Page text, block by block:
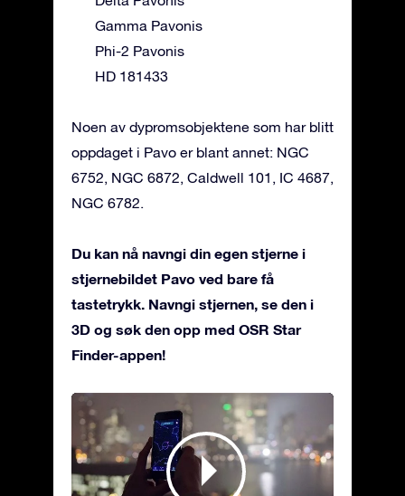
Gamma Pavonis
Phi-2 Pavonis
HD 181433
Noen av dypromsobjektene som har blitt
oppdaget i Pavo er blant annet: NGC
6752, NGC 6872, Caldwell 101, IC 4687,
NGC 6782.
Du kan nå navngi din egen stjerne i
stjernebildet Pavo ved bare få
tastetrykk. Navngi stjernen, se den i
3D og søk den opp med OSR Star
Finder-appen!